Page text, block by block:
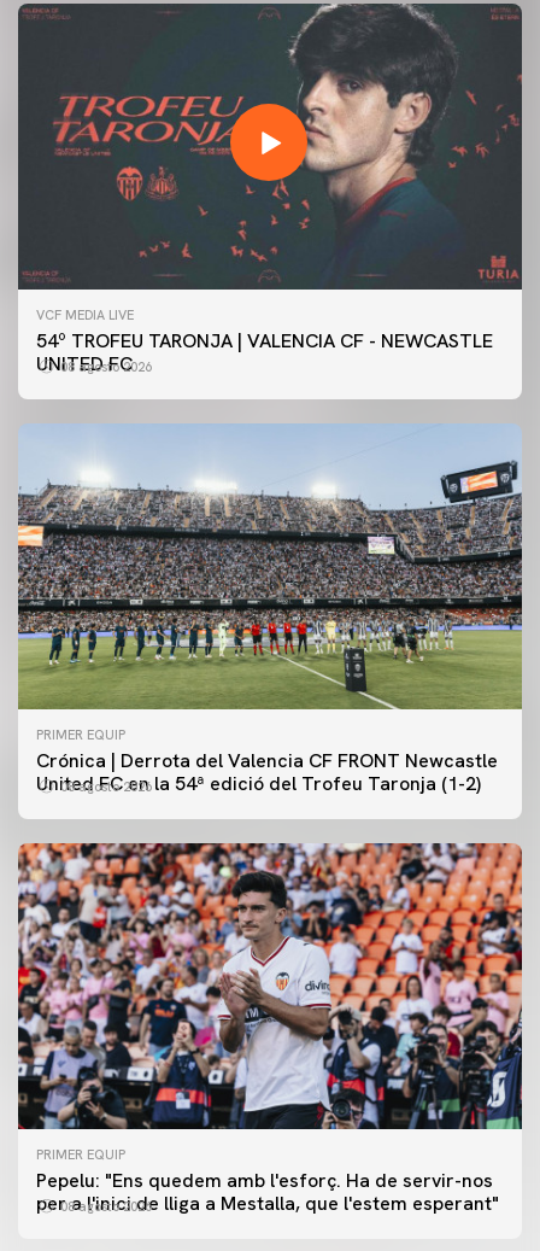
VCF MEDIA LIVE
54º TROFEU TARONJA | VALENCIA CF - NEWCASTLE
UNITED FC
08 agosto 2026
PRIMER EQUIP
Crónica | Derrota del Valencia CF FRONT Newcastle
United FC en la 54ª edició del Trofeu Taronja (1-2)
08 agosto 2026
PRIMER EQUIP
Pepelu: "Ens quedem amb l'esforç. Ha de servir-nos
per a l'inici de lliga a Mestalla, que l'estem esperant"
08 agosto 2026
PRIMER EQUIP
📸 #ValenciaNUFC
PRIMER EQUIP
MESTALLA 📍